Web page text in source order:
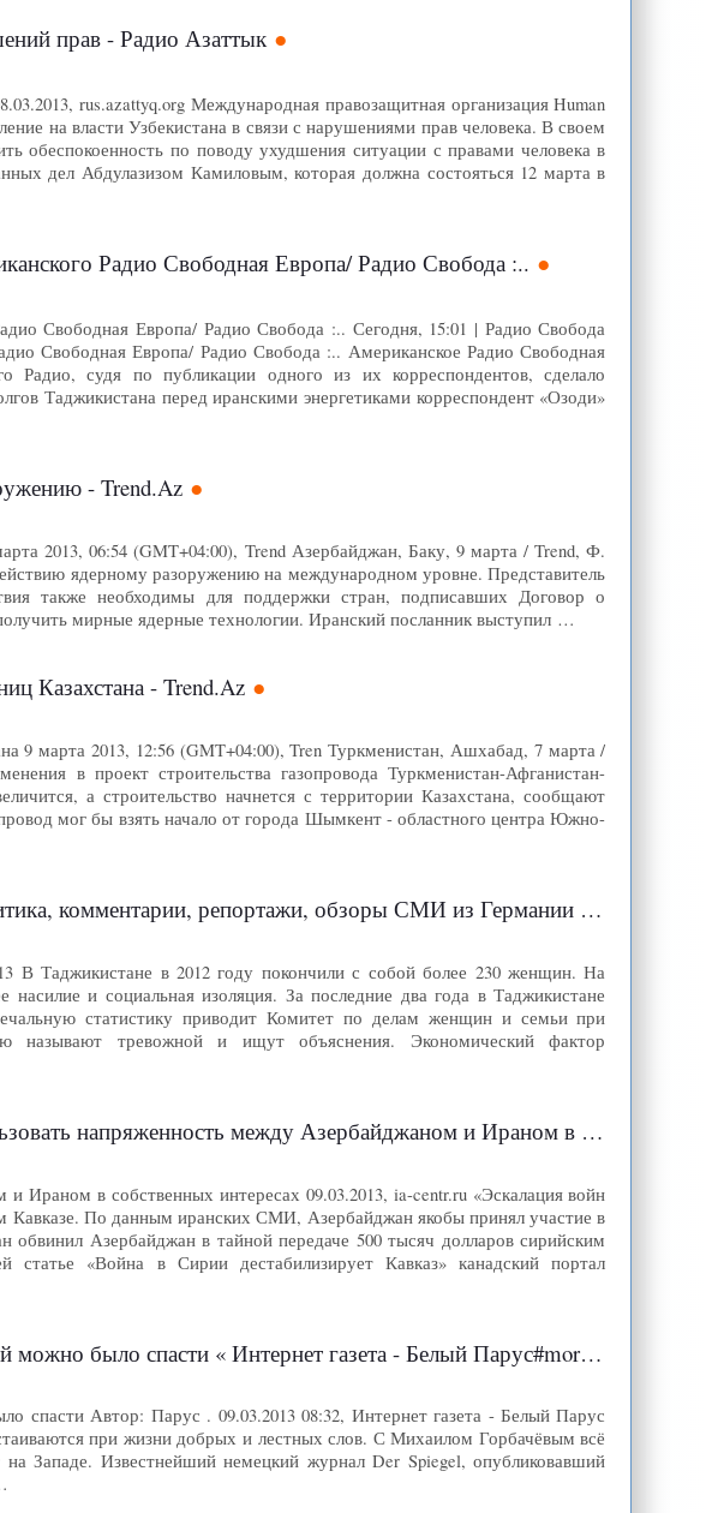
прав - Радио Азаттык
rus.azattyq.org Международная правозащитная организация Human
на власти Узбекистана в связи с нарушениями прав человека. В своем
обеспокоенность по поводу ухудшения ситуации с правами человека в
дел Абдулазизом Камиловым, которая должна состояться 12 марта в
Радио Свободная Европа/ Радио Свобода :..
Свободная Европа/ Радио Свобода :.. Сегодня, 15:01 | Радио Свобода
Свободная Европа/ Радио Свобода :.. Американское Радио Свободная
Радио, судя по публикации одного из их корреспондентов, сделало
Таджикистана перед иранскими энергетиками корреспондент «Озоди»
- Trend.Az
2013, 06:54 (GMT+04:00), Trend Азербайджан, Баку, 9 марта / Trend, Ф.
ядерному разоружению на международном уровне. Представитель
также необходимы для поддержки стран, подписавших Договор о
мирные ядерные технологии. Иранский посланник выступил …
Казахстана - Trend.Az
9 марта 2013, 12:56 (GMT+04:00), Tren Туркменистан, Ашхабад, 7 марта /
в проект строительства газопровода Туркменистан-Афганистан-
а строительство начнется с территории Казахстана, сообщают
мог бы взять начало от города Шымкент - областного центра Южно-
репортажи, обзоры СМИ из Германии | DW.DE | 08.03.2013
В Таджикистане в 2012 году покончили с собой более 230 женщин. На
и социальная изоляция. За последние два года в Таджикистане
статистику приводит Комитет по делам женщин и семьи при
называют тревожной и ищут объяснения. Экономический фактор
между Азербайджаном и Ираном в собственных интересах
в собственных интересах 09.03.2013, ia-centr.ru «Эскалация войн
По данным иранских СМИ, Азербайджан якобы принял участие в
Азербайджан в тайной передаче 500 тысяч долларов сирийским
«Война в Сирии дестабилизирует Кавказ» канадский портал
было спасти « Интернет газета - Белый Парус#more-76810
спасти Автор: Парус . 09.03.2013 08:32, Интернет газета - Белый Парус
при жизни добрых и лестных слов. С Михаилом Горбачёвым всё
Западе. Известнейший немецкий журнал Der Spiegel, опубликовавший